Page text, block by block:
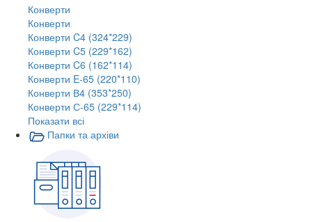
Конверти
Конверти
Конверти C4 (324*229)
Конверти C5 (229*162)
Конверти C6 (162*114)
Конверти E-65 (220*110)
Конверти В4 (353*250)
Конверти С-65 (229*114)
Показати всі
Папки та архіви